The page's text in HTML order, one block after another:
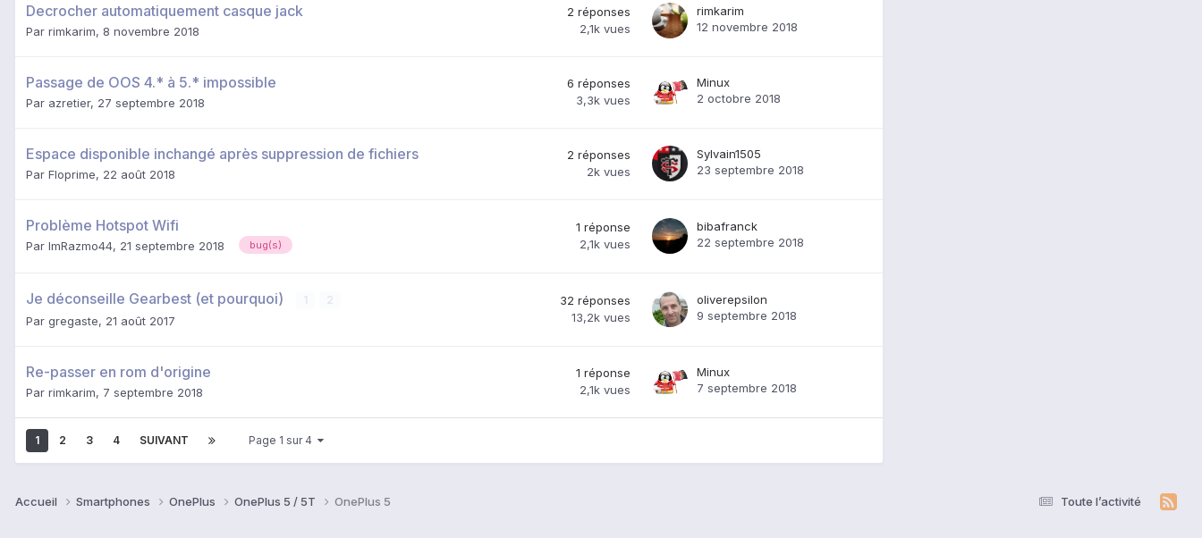
Decrocher automatiquement casque jack
Par rimkarim, 8 novembre 2018
2 réponses
2,1k vues
rimkarim
12 novembre 2018
Passage de OOS 4.* à 5.* impossible
Par azretier, 27 septembre 2018
6 réponses
3,3k vues
Minux
2 octobre 2018
Espace disponible inchangé après suppression de fichiers
Par Floprime, 22 août 2018
2 réponses
2k vues
Sylvain1505
23 septembre 2018
Problème Hotspot Wifi
Par ImRazmo44, 21 septembre 2018 bug(s)
1 réponse
2,1k vues
bibafranck
22 septembre 2018
Je déconseille Gearbest (et pourquoi)
Par gregaste, 21 août 2017
32 réponses
13,2k vues
oliverepsilon
9 septembre 2018
Re-passer en rom d'origine
Par rimkarim, 7 septembre 2018
1 réponse
2,1k vues
Minux
7 septembre 2018
1 2 3 4 SUIVANT Page 1 sur 4
Toute l’activité
Accueil Smartphones OnePlus OnePlus 5 / 5T OnePlus 5